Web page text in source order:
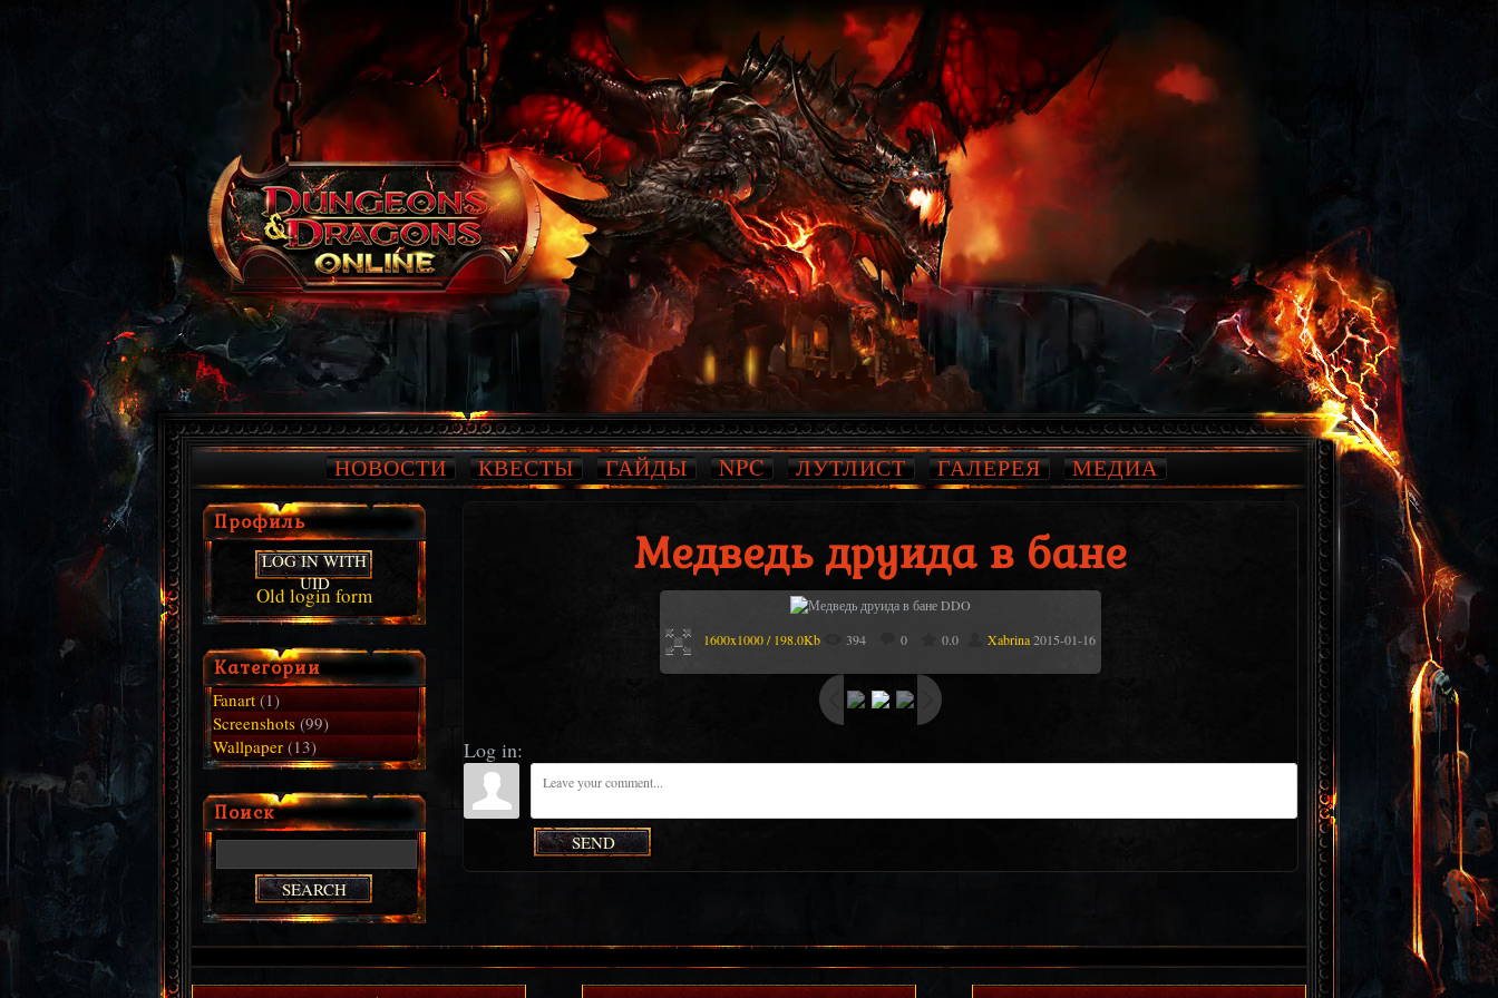
НОВОСТИ КВЕСТЫ ГАЙДЫ NPC ЛУТЛИСТ ГАЛЕРЕЯ МЕДИА
Медведь друида в бане
1600x1000 / 198.0Kb 394 0 0.0 Xabrina2015-01-16
Log in:
SEND
Профиль
LOG IN WITH
UID
Old login form
Категории
Fanart(1)
Screenshots(99)
Wallpaper(13)
Поиск